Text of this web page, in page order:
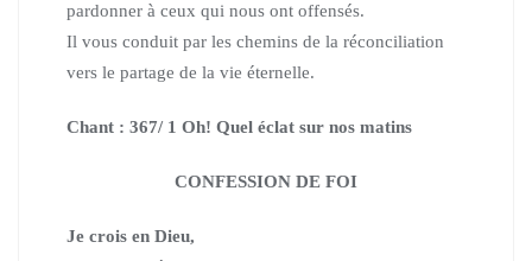
pardonner à ceux qui nous ont offensés.
Il vous conduit par les chemins de la réconciliation
vers le partage de la vie éternelle.
Chant : 367/ 1 Oh! Quel éclat sur nos matins
CONFESSION DE FOI
Je crois en Dieu,